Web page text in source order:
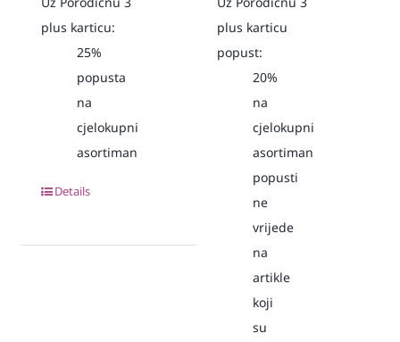
plus karticu:
25%
popusta
na
cjelokupni
asortiman
Details
plus karticu
popust:
20%
na
cjelokupni
asortiman
popusti
ne
vrijede
na
artikle
koji
su